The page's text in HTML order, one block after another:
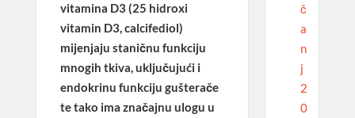
vitamina D3 (25 hidroxi
vitamin D3, calcifediol)
mijenjaju staničnu funkciju
mnogih tkiva, uključujući i
endokrinu funkciju gušterače
te tako ima značajnu ulogu u
č
a
n
j
2
0